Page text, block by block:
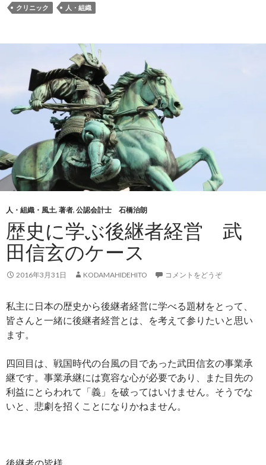
クリニック 人・組織
人・組織・風土, 著者, 公認会計士 石橋治朗
歴史に学ぶ後継者経営 武
田信玄のケース
2016年3月31日 KODAMAHIDEHITO コメントをどうぞ
私主に日本の歴史から後継者経営に学べる題材をとって、
皆さんと一緒に後継者経営とは、を考えて参りたいと思い
ます。
四回目は、戦国時代の台風の目であった武田信玄の事業承
継です。事業承継には寛容な心が必要であり、また目先の
利益にとらわれて「義」を破ってはいけません。そうでな
いと、悲劇を招くことになりかねません。